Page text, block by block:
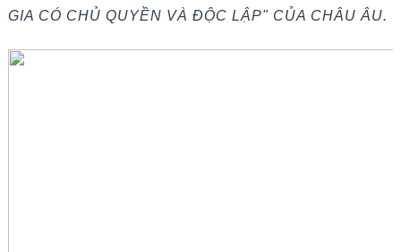
GIA CÓ CHỦ QUYỀN VÀ ĐỘC LẬP" CỦA CHÂU ÂU.